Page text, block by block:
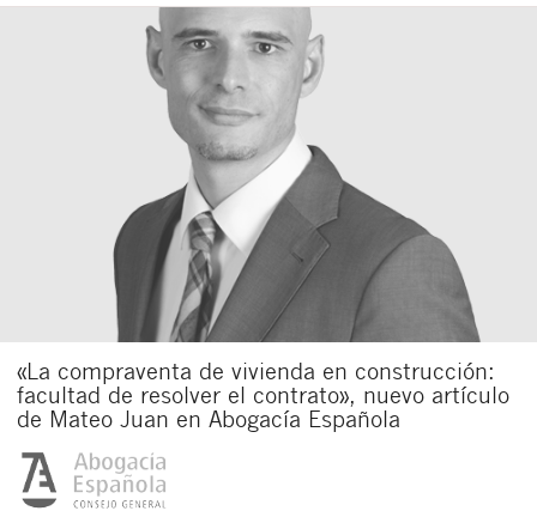
«La compraventa de vivienda en construcción:
facultad de resolver el contrato», nuevo artículo
de Mateo Juan en Abogacía Española